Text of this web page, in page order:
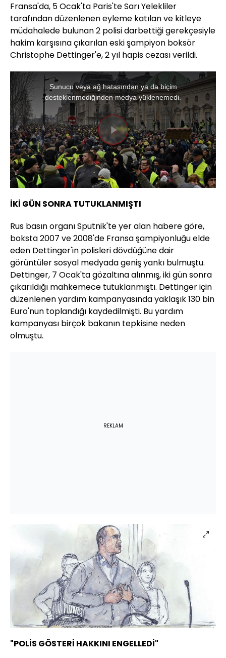
Fransa'da, 5 Ocak'ta Paris'te Sarı Yelekliler
tarafından düzenlenen eyleme katılan ve kitleye
müdahalede bulunan 2 polisi darbettiği gerekçesiyle
hakim karşısına çıkarılan eski şampiyon boksör
Christophe Dettinger'e, 2 yıl hapis cezası verildi.
Videoyu
Oynat
This
is
modal
window.
Sunucu veya ağ hatasından ya da biçim
desteklenmediğinden medya yüklenemedi.
İKİ GÜN SONRA TUTUKLANMIŞTI
Rus basın organı Sputnik'te yer alan habere göre,
boksta 2007 ve 2008'de Fransa şampiyonluğu elde
eden Dettinger'in polisleri dövdüğüne dair
görüntüler sosyal medyada geniş yankı bulmuştu.
Dettinger, 7 Ocak'ta gözaltına alınmış, iki gün sonra
çıkarıldığı mahkemece tutuklanmıştı. Dettinger için
düzenlenen yardım kampanyasında yaklaşık 130 bin
Euro'nun toplandığı kaydedilmişti. Bu yardım
kampanyası birçok bakanın tepkisine neden
olmuştu.
REKLAM
"POLİS GÖSTERİ HAKKINI ENGELLEDİ"